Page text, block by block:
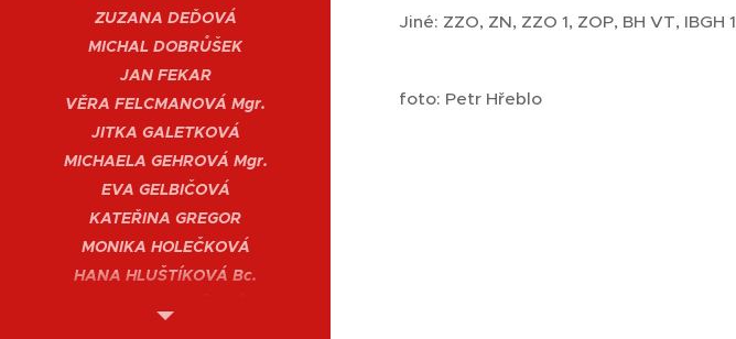
ZUZANA DEĎOVÁ
MICHAL DOBRŮŠEK
JAN FEKAR
VĚRA FELCMANOVÁ Mgr.
JITKA GALETKOVÁ
MICHAELA GEHROVÁ Mgr.
EVA GELBIČOVÁ
KATEŘINA GREGOR
MONIKA HOLEČKOVÁ
HANA HLUŠTÍKOVÁ Bc.
Jiné: ZZO, ZN, ZZO 1, ZOP, BH VT, IBGH 1
foto: Petr Hřeblo